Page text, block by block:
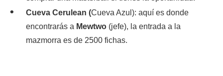
Cueva Cerulean (Cueva Azul): aquí es donde
encontrarás a Mewtwo (jefe), la entrada a la
mazmorra es de 2500 fichas.